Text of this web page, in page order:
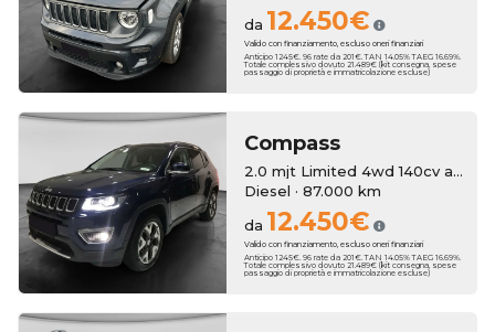
da 12.450€
Valido con finanziamento, escluso oneri finanziari
Anticipo 1245€. 96 rate da 201€. TAN 14.05% TAEG 16.69%.
Totale complessivo dovuto 21.489€ (kit consegna, spese
passaggio di proprietà e immatricolazione escluse)
Compass
2.0 mjt Limited 4wd 140cv auto
Diesel · 87.000 km
da 12.450€
Valido con finanziamento, escluso oneri finanziari
Anticipo 1245€. 96 rate da 201€. TAN 14.05% TAEG 16.69%.
Totale complessivo dovuto 21.489€ (kit consegna, spese
passaggio di proprietà e immatricolazione escluse)